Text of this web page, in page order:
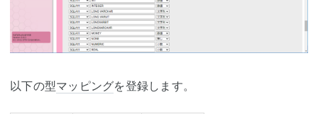
以下の型マッピングを登録します。